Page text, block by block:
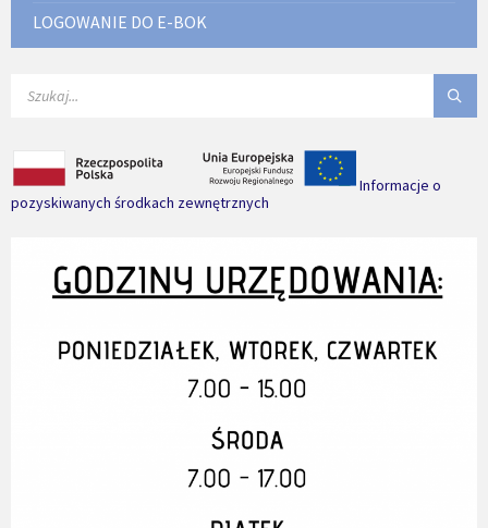
LOGOWANIE DO E-BOK
Informacje o
pozyskiwanych środkach zewnętrznych